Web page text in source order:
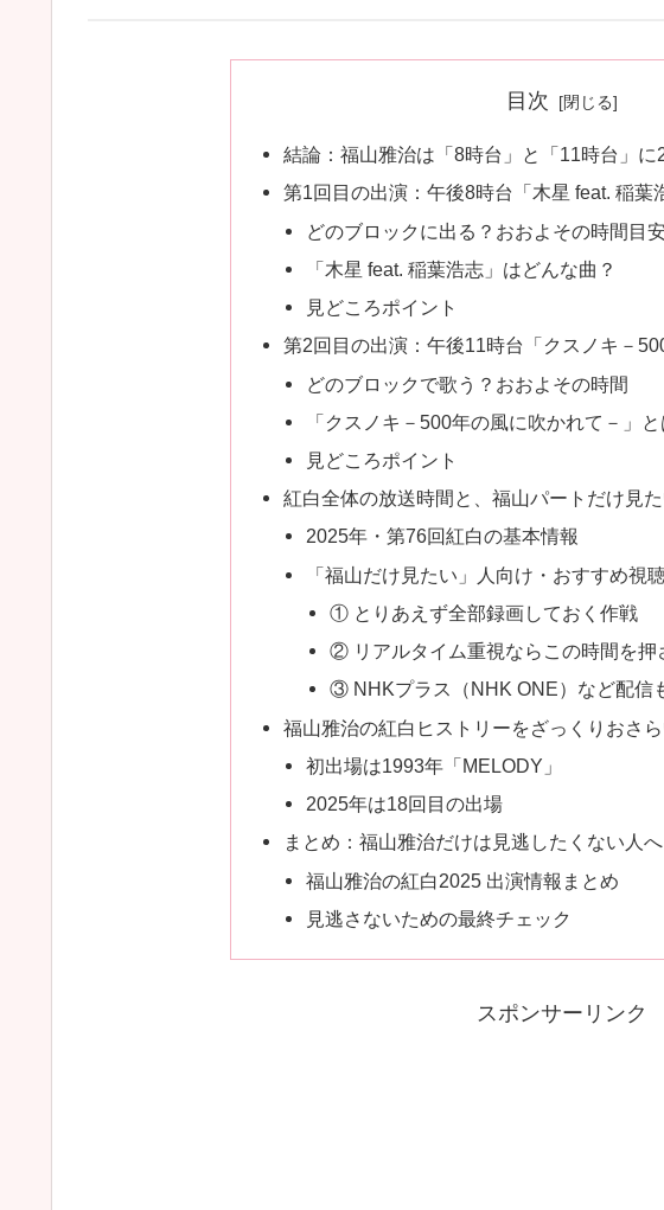
目次
結論：福山雅治は「8時台」と「11時台」に
第1回目の出演：午後8時台「木星 feat. 稲葉
どのブロックに出る？おおよその時間目
「木星 feat. 稲葉浩志」はどんな曲？
見どころポイント
第2回目の出演：午後11時台「クスノキ－
どのブロックで歌う？おおよその時間
「クスノキ－500年の風に吹かれて－」と
見どころポイント
紅白全体の放送時間と、福山パートだけ見た
2025年・第76回紅白の基本情報
「福山だけ見たい」人向け・おすすめ視
① とりあえず全部録画しておく作戦
② リアルタイム重視ならこの時間を押
③ NHKプラス（NHK ONE）など配信
福山雅治の紅白ヒストリーをざっくりおさ
初出場は1993年「MELODY」
2025年は18回目の出場
まとめ：福山雅治だけは見逃したくない人へ
福山雅治の紅白2025 出演情報まとめ
見逃さないための最終チェック
スポンサーリンク